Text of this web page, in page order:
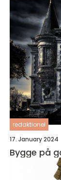
redaktionel
17. January 2024
Bygge på